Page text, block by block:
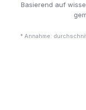
Basierend auf
* Annahme: